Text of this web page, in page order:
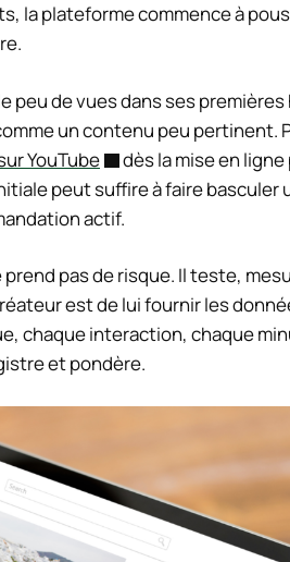
la plateforme commence à
peu de vues dans ses
un contenu peu pertinent.
YouTube
dès la mise en
peut suffire à faire basculer
actif.
pas de risque. Il teste,
est de lui fournir les
chaque interaction, chaque
et pondère.